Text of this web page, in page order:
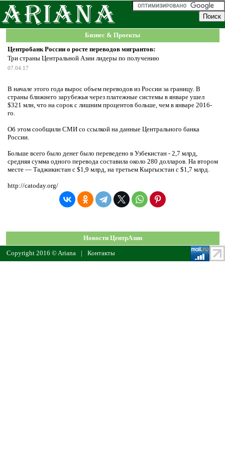
Бизнес & Проекты
Центробанк России о росте переводов мигрантов:
Три страны Центральной Азии лидеры по получению
07.04.17
В начале этого года вырос объем переводов из России за границу. В
страны ближнего зарубежья через платежные системы в январе ушел
$321 млн, что на сорок с лишним процентов больше, чем в январе 2016-
го.
Об этом сообщили СМИ со ссылкой на данные Центрального банка
России.
Больше всего было денег было переведено в Узбекистан - 2,7 млрд,
средняя сумма одного перевода составила около 280 долларов. На втором
месте — Таджикистан с $1,9 млрд, на третьем Кыргызстан с $1,7 млрд.
http://catoday.org/
Новости ЦентрАзии
Copyright 2016 © Ariana
| Контакты